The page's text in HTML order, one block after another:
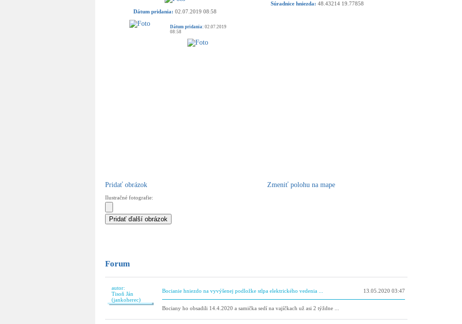
Dátum pridania: 02.07.2019 08:58
Dátum pridania: 02.07.2019
08:58
Pridať obrázok
Ilustračné fotografie:
Súradnice hniezda: 48.43214 19.77858
Zmeniť polohu na mape
Forum
autor:
Tisoň Ján
(jankoherec)
Bocianie hniezdo na vyvýšenej podložke stlpa elektrického vedenia ... 13.05.2020 03:47
Bociany ho obsadili 14.4.2020 a samička sedí na vajíčkach už asi 2 týždne ...